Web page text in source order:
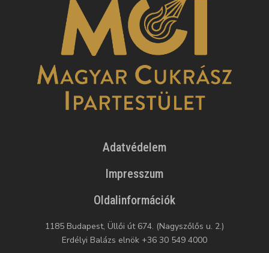
Adatvédelem
Impresszum
Oldalinformációk
1185 Budapest, Üllői út 674. (Nagyszőlős u. 2.)
Erdélyi Balázs elnök +36 30 549 4000